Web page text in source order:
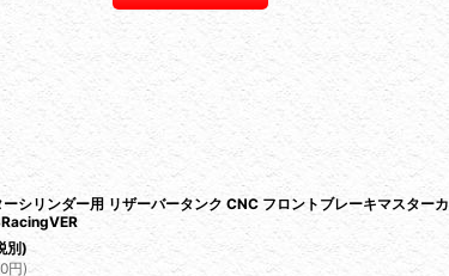
ーシリンダー用 リザーバータンク CNC フロントブレーキマスターカ
別)
円)